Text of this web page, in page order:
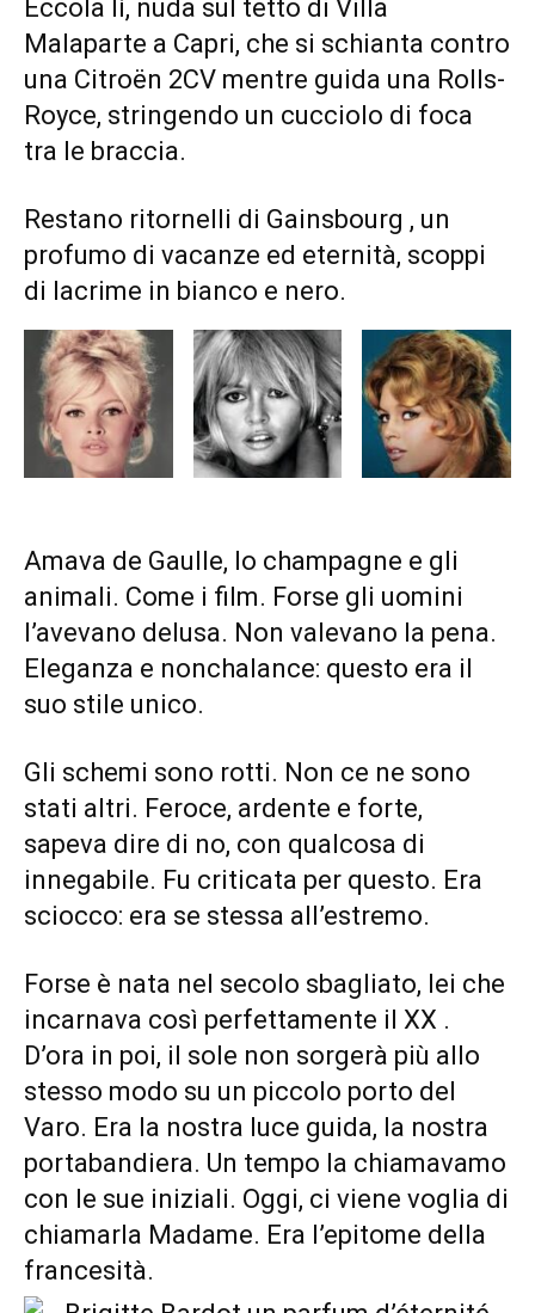
Eccola lì, nuda sul tetto di Villa
Malaparte a Capri, che si schianta contro
una Citroën 2CV mentre guida una Rolls-
Royce, stringendo un cucciolo di foca
tra le braccia.
Restano ritornelli di Gainsbourg , un
profumo di vacanze ed eternità, scoppi
di lacrime in bianco e nero.
Amava de Gaulle, lo champagne e gli
animali. Come i film. Forse gli uomini
l’avevano delusa. Non valevano la pena.
Eleganza e nonchalance: questo era il
suo stile unico.
Gli schemi sono rotti. Non ce ne sono
stati altri. Feroce, ardente e forte,
sapeva dire di no, con qualcosa di
innegabile. Fu criticata per questo. Era
sciocco: era se stessa all’estremo.
Forse è nata nel secolo sbagliato, lei che
incarnava così perfettamente il XX .
D’ora in poi, il sole non sorgerà più allo
stesso modo su un piccolo porto del
Varo. Era la nostra luce guida, la nostra
portabandiera. Un tempo la chiamavamo
con le sue iniziali. Oggi, ci viene voglia di
chiamarla Madame. Era l’epitome della
francesità.